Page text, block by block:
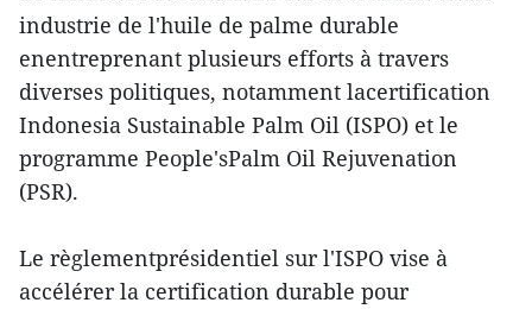
industrie de l'huile de palme durable
enentreprenant plusieurs efforts à travers
diverses politiques, notamment lacertification
Indonesia Sustainable Palm Oil (ISPO) et le
programme People'sPalm Oil Rejuvenation
(PSR).
Le règlementprésidentiel sur l'ISPO vise à
accélérer la certification durable pour